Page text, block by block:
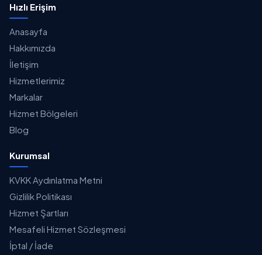
Hızlı Erişim
Anasayfa
Hakkımızda
İletişim
Hizmetlerimiz
Markalar
Hizmet Bölgeleri
Blog
Kurumsal
KVKK Aydınlatma Metni
Gizlilik Politikası
Hizmet Şartları
Mesafeli Hizmet Sözleşmesi
İptal / İade